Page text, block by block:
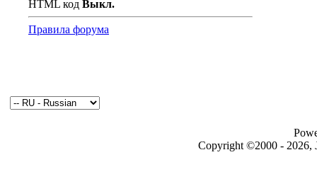
HTML код Выкл.
Правила форума
Copyright ©2000 - 2026,